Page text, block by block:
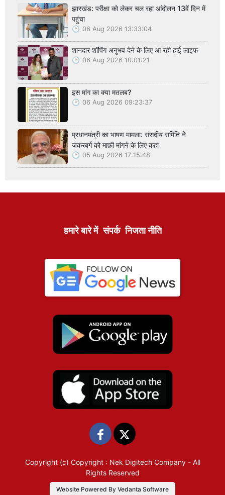
झारखंड: परीक्षा को लेकर चल रहा आंदोलन 13वें दिन में
पहुंचा
06 Aug 2026 13:33:04
शानदार शॉपिंग अनुभव देने के लिए आ रही हाई लाइफ
06 Aug 2026 10:01:21
इस मांग का क्या मतलब?
06 Aug 2026 09:23:37
प्रधानमंत्री का भाषण मामला: संसदीय समिति ने
ज़करबर्ग को माफ़ी मांगने के लिए कहा
05 Aug 2026 17:15:48
हमारे बारे में संपर्क निजता नीति
Copyright (c) Copyright : Nek Digitech Company- All
Rights Reserved
Website Powered By Vedanta Software